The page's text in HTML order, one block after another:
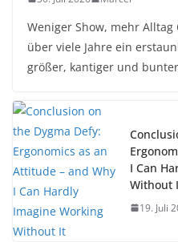
Weniger Show, mehr
über viele Jahre ein
größer, kantiger und
I Can
Without
19. Juli